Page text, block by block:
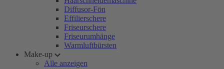
Diffusor-Fön
Effilierschere
Friseurschere
Friseurumhänge
Warmluftbürsten
Make-up
Alle anzeigen